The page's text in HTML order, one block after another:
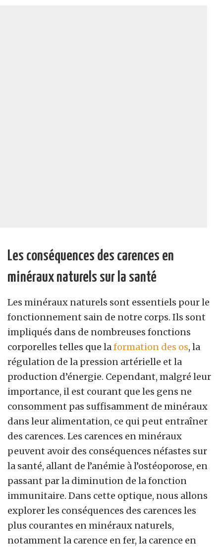
Les conséquences des carences en
minéraux naturels sur la santé
Les minéraux naturels sont essentiels pour le
fonctionnement sain de notre corps. Ils sont
impliqués dans de nombreuses fonctions
corporelles telles que laformation des os, la
régulation de la pression artérielle et la
production d’énergie. Cependant, malgré leur
importance, il est courant que les gens ne
consomment pas suffisamment de minéraux
dans leur alimentation, ce qui peut entraîner
des carences. Les carences en minéraux
peuvent avoir des conséquences néfastes sur
la santé, allant de l’anémie à l’ostéoporose, en
passant par la diminution de la fonction
immunitaire. Dans cette optique, nous allons
explorer les conséquences des carences les
plus courantes en minéraux naturels,
notamment la carence en fer, la carence en